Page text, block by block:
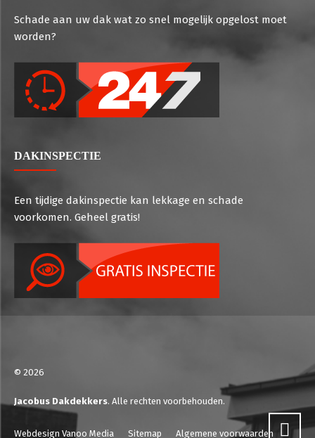
Schade aan uw dak wat zo snel mogelijk opgelost moet
worden?
DAKINSPECTIE
Een tijdige dakinspectie kan lekkage en schade
voorkomen. Geheel gratis!
© 2026
Jacobus Dakdekkers. Alle rechten voorbehouden.
Webdesign Vanoo Media Sitemap Algemene voorwaarden